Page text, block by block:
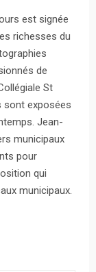
est signée
richesses du
de
St
sont exposées
Jean-
municipaux
pour
qui
municipaux.